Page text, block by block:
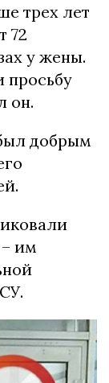
трех лет
72
у жены.
просьбу
он.
добрым
им